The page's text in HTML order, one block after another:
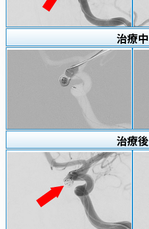
治療中
治療後